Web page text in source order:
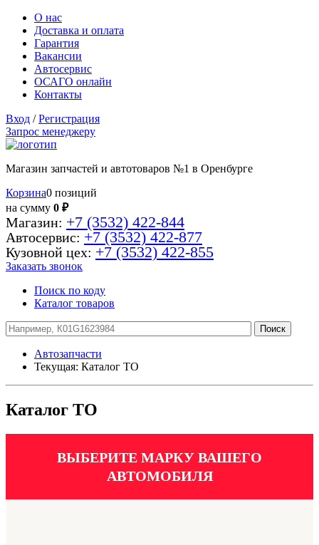
О нас
Доставка и оплата
Гарантия
Вакансии
Автосервис
ОСАГО онлайн
Контакты
Вход / Регистрация
Запрос менеджеру
Магазин запчастей и автотоваров №1 в Оренбурге
Корзина0 позиций
на сумму 0 ₽
Магазин: +7 (3532) 422-844
Автосервис: +7 (3532) 422-877
Кузовной цех: +7 (3532) 422-855
Заказать звонок
Поиск по коду
Каталог товаров
Автозапчасти
Текущая: Каталог ТО
Каталог ТО
ВЫБЕРИТЕ МАРКУ ВАШЕГО
АВТОМОБИЛЯ